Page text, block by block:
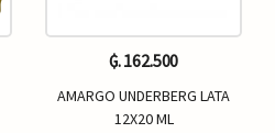
₲. 162.500
AMARGO UNDERBERG LATA
12X20 ML